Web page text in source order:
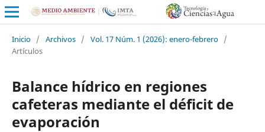
Inicio / Archivos / Vol. 17 Núm. 1 (2026): enero-febrero /
Artículos
Balance hídrico en regiones
cafeteras mediante el déficit de
evaporación